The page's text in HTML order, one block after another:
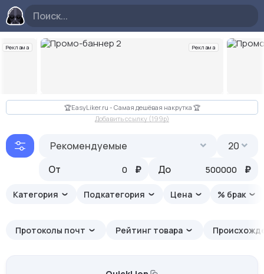
Реклама Реклама
Слайд 2 из 10
🏆EasyLiker.ru - Самая дешёвая накрутка 🏆
Добавить ссылку (199p)
Рекомендуемые
От
₽ До ₽
20
Категория Подкатегория Цена % брак
Протоколы почт Рейтинг товара